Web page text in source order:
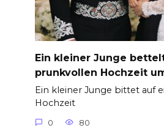
Ein kleiner Junge
prunkvollen Hochzeit
Ein kleiner Junge bittet auf
Hochzeit
0 80